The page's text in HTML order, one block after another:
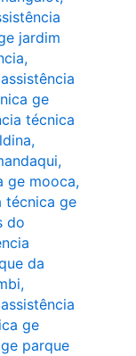
jardim
,
assistência
ge
técnica
,
,
ge mooca,
técnica ge
do
da
,
assistência
ge
parque